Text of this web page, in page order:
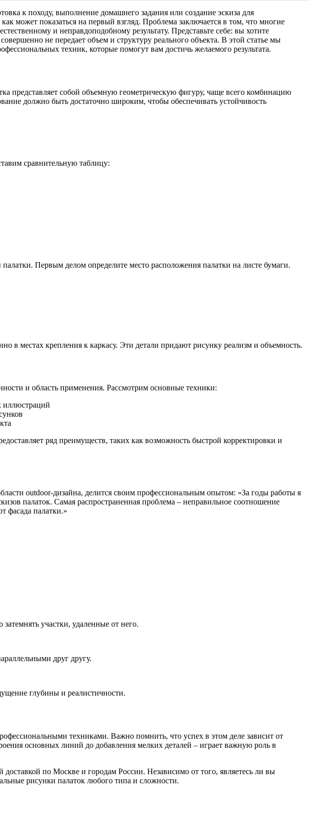
к походу, выполнение домашнего задания или создание эскиза для
может показаться на первый взгляд. Проблема заключается в том, что многие
и неправдоподобному результату. Представьте себе: вы хотите
не передает объем и структуру реального объекта. В этой статье мы
техник, которые помогут вам достичь желаемого результата.
представляет собой объемную геометрическую фигуру, чаще всего комбинацию
должно быть достаточно широким, чтобы обеспечивать устойчивость
сравнительную таблицу:
Первым делом определите место расположения палатки на листе бумаги.
в местах крепления к каркасу. Эти детали придают рисунку реализм и объемность.
и область применения. Рассмотрим основные техники:
иллюстраций
ряд преимуществ, таких как возможность быстрой корректировки и
outdoor-дизайна, делится своим профессиональным опытом: «За годы работы я
палаток. Самая распространенная проблема – неправильное соотношение
фасада палатки.»
участки, удаленные от него.
друг другу.
глубины и реалистичности.
техниками. Важно помнить, что успех в этом деле зависит от
основных линий до добавления мелких деталей – играет важную роль в
по Москве и городам России. Независимо от того, являетесь ли вы
рисунки палаток любого типа и сложности.